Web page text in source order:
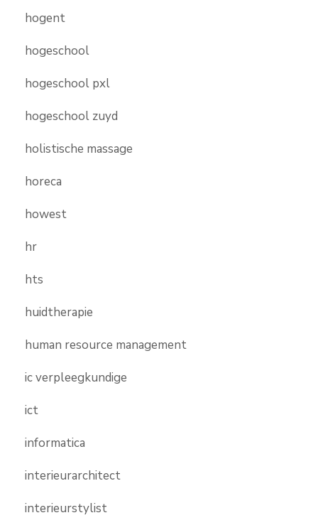
hogent
hogeschool
hogeschool pxl
hogeschool zuyd
holistische massage
horeca
howest
hr
hts
huidtherapie
human resource management
ic verpleegkundige
ict
informatica
interieurarchitect
interieurstylist